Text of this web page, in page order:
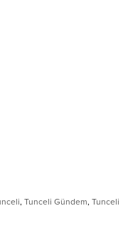
, Tunceli Gündem, Tunceli